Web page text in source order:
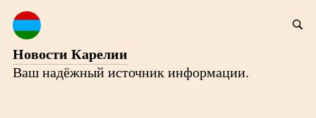
Новости Карелии
Ваш надёжный источник информации.